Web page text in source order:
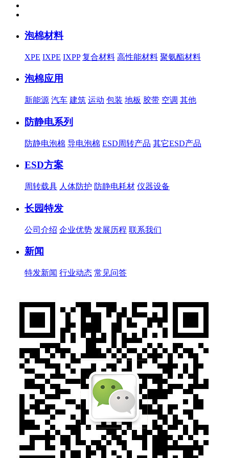
泡棉材料
XPE IXPE IXPP 复合材料 高性能材料 聚氨酯材料
泡棉应用
新能源 汽车 建筑 运动 包装 地板 胶带 空调 其他
防静电系列
防静电泡棉 导电泡棉 ESD周转产品 其它ESD产品
ESD方案
周转载具 人体防护 防静电耗材 仪器设备
长园特发
公司介绍 企业优势 发展历程 联系我们
新闻
特发新闻 行业动态 常见问答